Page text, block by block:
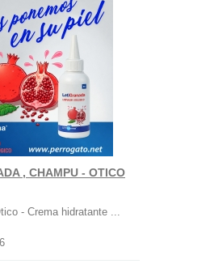
, CHAMPU - OTICO
- Crema hidratante ...